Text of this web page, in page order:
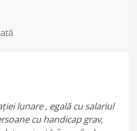
lunare , egală cu salariul
cu handicap grav,